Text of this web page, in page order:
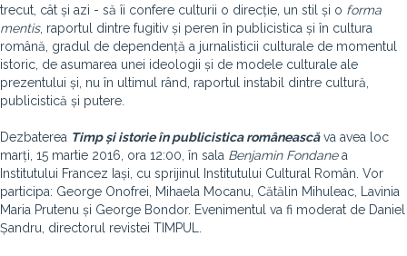
trecut, cât și azi - să îi confere culturii o direcție, un stil și o forma
mentis, raportul dintre fugitiv și peren în publicistica și în cultura
română, gradul de dependență a jurnalisticii culturale de momentul
istoric, de asumarea unei ideologii și de modele culturale ale
prezentului și, nu în ultimul rând, raportul instabil dintre cultură,
publicistică și putere.
Dezbaterea Timp și istorie în publicistica româneascăva avea loc
marți, 15 martie 2016, ora 12:00, în sala Benjamin Fondanea
Institutului Francez Iași, cu sprijinul Institutului Cultural Român. Vor
participa: George Onofrei, Mihaela Mocanu, Cătălin Mihuleac, Lavinia
Maria Prutenu și George Bondor. Evenimentul va fi moderat de Daniel
Șandru, directorul revistei TIMPUL.